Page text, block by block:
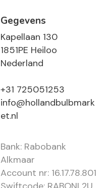
Gegevens
Kapellaan 130
1851PE Heiloo
Nederland
+31 725051253
info@hollandbulbmark
et.nl
Bank: Rabobank
Alkmaar
Account nr: 16.17.78.801